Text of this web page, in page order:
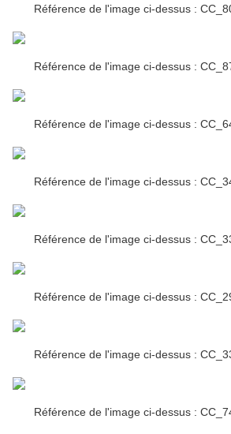
Référence de l'image ci-dessus :
Référence de l'image ci-dessus :
Référence de l'image ci-dessus :
Référence de l'image ci-dessus :
Référence de l'image ci-dessus :
Référence de l'image ci-dessus :
Référence de l'image ci-dessus :
Référence de l'image ci-dessus :